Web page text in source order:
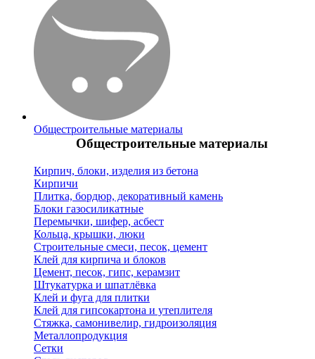
Общестроительные материалы
Общестроительные материалы
Кирпич, блоки, изделия из бетона
Кирпичи
Плитка, бордюр, декоративный камень
Блоки газосиликатные
Перемычки, шифер, асбест
Кольца, крышки, люки
Строительные смеси, песок, цемент
Клей для кирпича и блоков
Цемент, песок, гипс, керамзит
Штукатурка и шпатлёвка
Клей и фуга для плитки
Клей для гипсокартона и утеплителя
Стяжка, самонивелир, гидроизоляция
Металлопродукция
Сетки